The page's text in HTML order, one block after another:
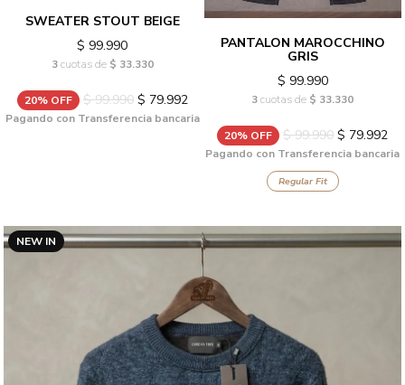
SWEATER STOUT BEIGE
$ 99.990
3cuotas de $ 33.330
20% OFF $ 99.990$ 79.992
Pagando con Transferencia bancaria
PANTALON MAROCCHINO
GRIS
$ 99.990
3cuotas de $ 33.330
20% OFF $ 99.990 $ 79.992
Pagando con Transferencia bancaria
Regular Fit
NEW IN